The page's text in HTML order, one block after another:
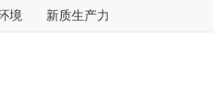
境 新质生产力